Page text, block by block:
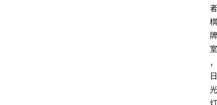
者
棋
牌
室
，
日
光
灯